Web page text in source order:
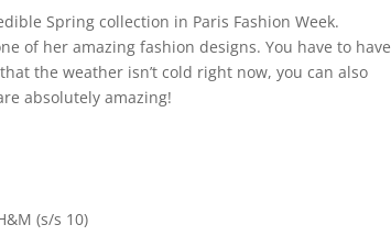
Spring collection in Paris Fashion Week.
of her amazing fashion designs. You have to have
the weather isn’t cold right now, you can also
absolutely amazing!
(s/s 10)